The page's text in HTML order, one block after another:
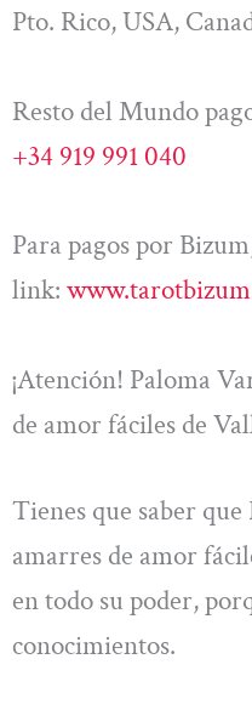
Pto. Rico, USA,
Resto del Mundo
+34 919 991 040
Para pagos por
link:
¡Atención! Paloma
de amor fáciles de
Tienes que saber
amarres de amor
en todo su poder,
conocimientos.